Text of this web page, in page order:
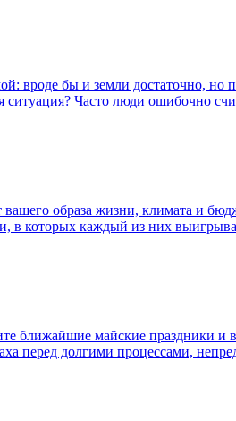
вроде бы и земли достаточно, но
Часто люди ошибочно
образа жизни, климата и
в которых каждый из них
ближайшие майские праздники
перед долгими процессами,